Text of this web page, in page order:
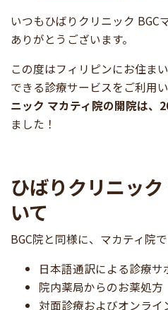
いつもひばりクリニック BGC
ありがとうございます。
この度はフィリピンにお住ま
できる診療サービスをご利用
ニック マカティ院の開院は、
ました！
ひばりクリニッ
いて
BGC院と同様に、マカティ院
日本語通訳による診療サ
院内薬局からのお薬処方
対面診療およびオンライ